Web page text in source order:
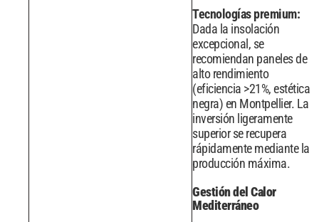
Tecnologías premium:
Dada la insolación
excepcional, se
recomiendan paneles de
alto rendimiento
(eficiencia >21%, estética
negra) en Montpellier. La
inversión ligeramente
superior se recupera
rápidamente mediante la
producción máxima.
Gestión del Calor
Mediterráneo